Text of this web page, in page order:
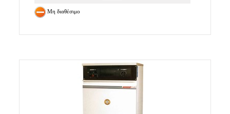
Μη διαθέσιμο